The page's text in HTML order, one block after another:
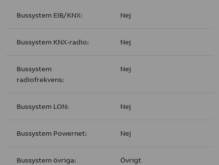
Bussystem EIB/KNX: Nej
Bussystem KNX-radio: Nej
Bussystem
radiofrekvens:
Nej
Bussystem LON: Nej
Bussystem Powernet: Nej
Bussystem övriga: Övrigt